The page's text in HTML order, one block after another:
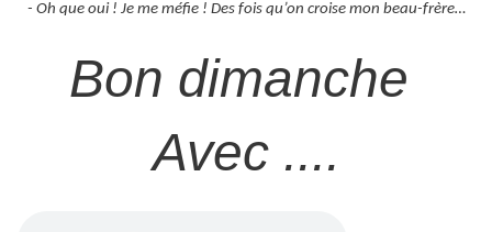
- Oh que oui ! Je me méfie ! Des fois qu’on croise mon beau-frère…
Bon dimanche
Avec ....